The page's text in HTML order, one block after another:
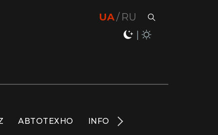
UA RU
АВТОТЕХНО INFO